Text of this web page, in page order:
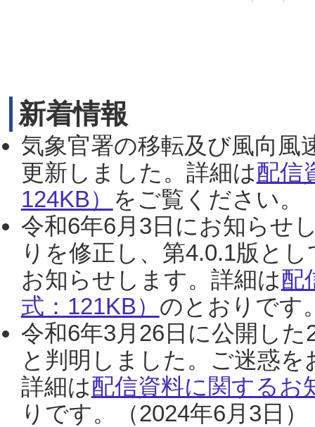
新着情報
気象官署の移転及び風向風
更新しました。詳細は配信
124KB） をご覧ください。
令和6年6月3日にお知らせ
りを修正し、第4.0.1版と
お知らせします。詳細は配
式：121KB） のとおりです
令和6年3月26日に公開し
と判明しました。ご迷惑
詳細は配信資料に関するお
りです。（2024年6月3日）